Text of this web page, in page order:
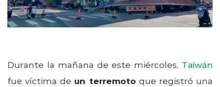
Durante la mañana de este miércoles, Taiwán
fue víctima de un terremoto que registró una